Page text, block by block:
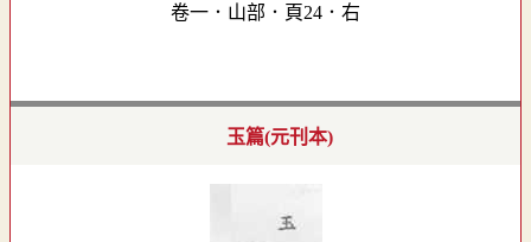
卷一．山部．頁24．右
玉篇(元刊本)